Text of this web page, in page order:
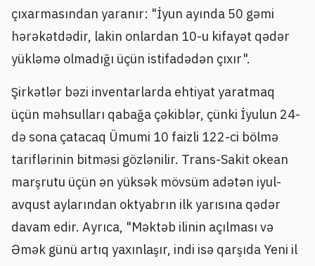
çıxarmasından yaranır: "İyun ayında 50 gəmi
hərəkətdədir, lakin onlardan 10-u kifayət qədər
yükləmə olmadığı üçün istifadədən çıxır".
Şirkətlər bəzi inventarlarda ehtiyat yaratmaq
üçün məhsulları qabağa çəkiblər, çünki İyulun 24-
də sona çatacaq Ümumi 10 faizli 122-ci bölmə
tariflərinin bitməsi gözlənilir. Trans-Sakit okean
marşrutu üçün ən yüksək mövsüm adətən iyul-
avqust aylarından oktyabrın ilk yarısına qədər
davam edir. Ayrıca, "Məktəb ilinin açılması və
Əmək günü artıq yaxınlaşır, indi isə qarşıda Yeni il